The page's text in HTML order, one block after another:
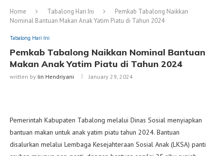
Home Tabalong Hari Ini
Pemkab Tabalong Naikkan
Nominal Bantuan Makan Anak Yatim Piatu di Tahun 2024
Tabalong Hari Ini
Pemkab Tabalong Naikkan Nominal Bantuan
Makan Anak Yatim Piatu di Tahun 2024
written by Iin Hendriyani January 29, 2024
Pemerintah Kabupaten Tabalong melalui Dinas Sosial menyiapkan
bantuan makan untuk anak yatim piatu tahun 2024. Bantuan
disalurkan melalui Lembaga Kesejahteraan Sosial Anak (LKSA) panti